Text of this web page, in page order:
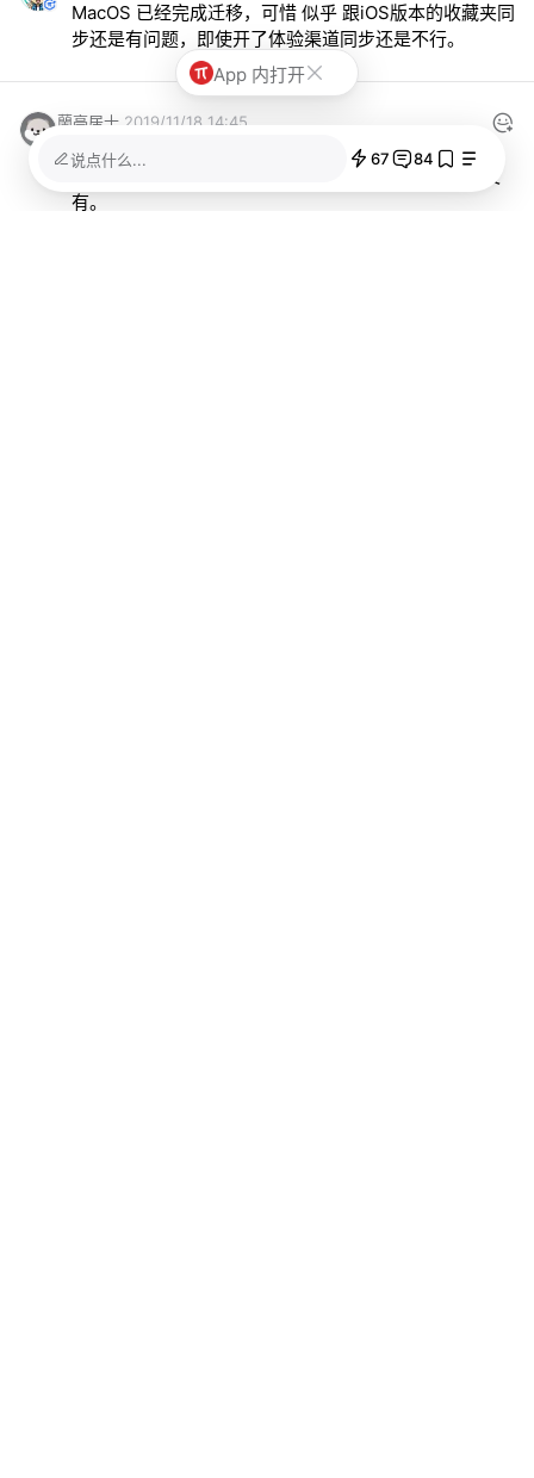
MacOS 已经完成迁移，可惜 似乎 跟iOS版本的收藏夹同
步还是有问题，即使开了体验渠道同步还是不行。
蘭亭居士 2019/11/18 14:45
用了一段时间，体验还不错，跟chrome浏览器产不多，
不过功能还不完善，插件无法同步，自带翻译功能也没
有。
说点什么... 67 84
App 内打开